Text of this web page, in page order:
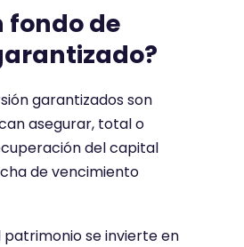
fondo de
garantizados son
asegurar, total o
del capital
de vencimiento
se invierte en